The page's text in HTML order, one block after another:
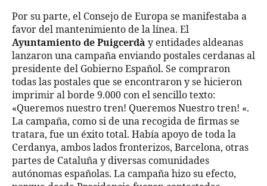
Por su parte, el Consejo de Europa se manifestaba a
favor del mantenimiento de la línea. El
Ayuntamiento de Puigcerdà y entidades aldeanas
lanzaron una campaña enviando postales cerdanas al
presidente del Gobierno Español. Se compraron
todas las postales que se encontraron y se hicieron
imprimir al borde 9.000 con el sencillo texto:
«Queremos nuestro tren! Queremos Nuestro tren! «.
La campaña, como si de una recogida de firmas se
tratara, fue un éxito total. Había apoyo de toda la
Cerdanya, ambos lados fronterizos, Barcelona, otras
partes de Cataluña y diversas comunidades
autónomas españolas. La campaña hizo su efecto,